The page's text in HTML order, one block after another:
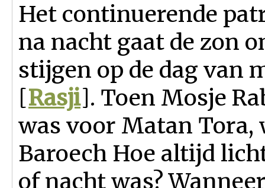
Het continuerende
na nacht gaat de zon
stijgen op de dag van
[Rasji]. Toen Mosje
was voor Matan Tora,
Baroech Hoe altijd
of nacht was?